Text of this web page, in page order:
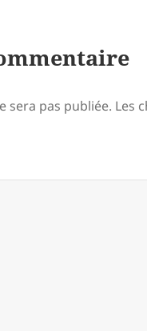
sera pas publiée. Les